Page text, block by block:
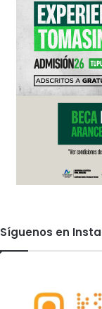
Síguenos en